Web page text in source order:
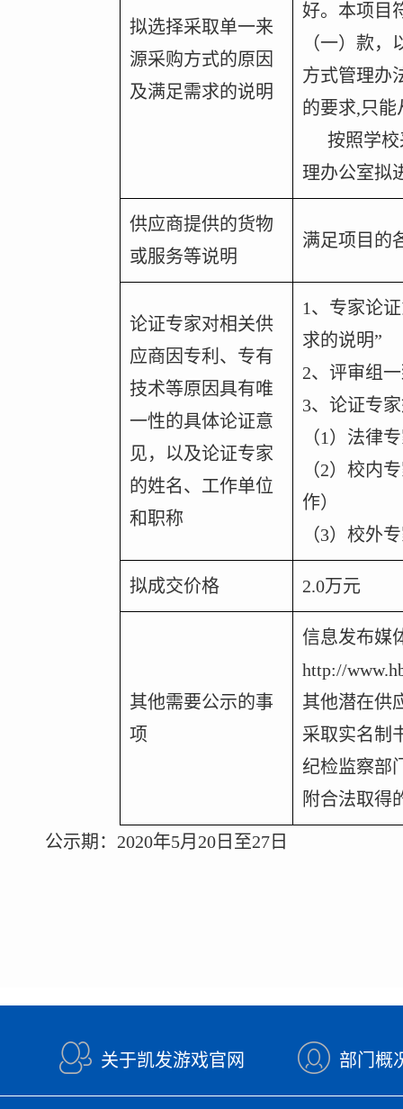
拟选择采取单一来
源采购方式的原因
及满足需求的说明
好。本项目
（一）款
方式管理办
的要求,只能
按照学
理办公室拟
供应商提供的货物
或服务等说明
满足项目的
论证专家对相关供
应商因专利、专有
技术等原因具有唯
一性的具体论证意
见，以及论证专家
的姓名、工作单位
和职称
1、专家论
求的说明”
2、评审组
3、论证专
（1）法律
（2）校内
作）
（3）校外
拟成交价格 2.0万元
其他需要公示的事
项
信息发布媒
http://
其他潜在供
采取实名制
纪检监察部
附合法取得
公示期： 2020年5月 20 日 至27 日
关于凯发游戏官网 部门概